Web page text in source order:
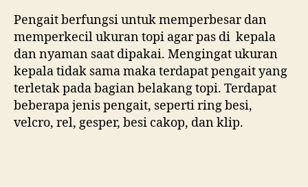
Pengait berfungsi untuk memperbesar dan
memperkecil ukuran topi agar pas di kepala
dan nyaman saat dipakai. Mengingat ukuran
kepala tidak sama maka terdapat pengait yang
terletak pada bagian belakang topi. Terdapat
beberapa jenis pengait, seperti ring besi,
velcro, rel, gesper, besi cakop, dan klip.